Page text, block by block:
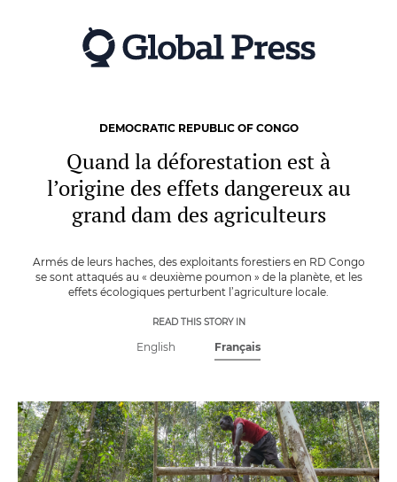
DEMOCRATIC REPUBLIC OF CONGO
Quand la déforestation est à
l’origine des effets dangereux au
grand dam des agriculteurs
Armés de leurs haches, des exploitants forestiers en RD Congo
se sont attaqués au « deuxième poumon » de la planète, et les
effets écologiques perturbent l’agriculture locale.
READ THIS STORY IN
English Français